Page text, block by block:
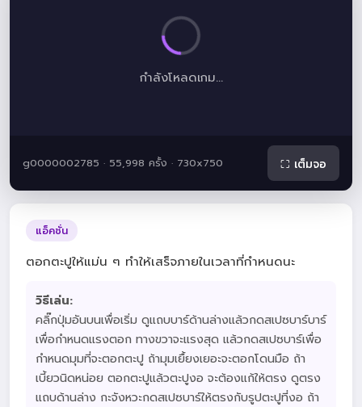
กำลังโหลดเกม...
g0000002785 · 55,998 ครั้ง · 730x750 ⛶ เต็มจอ
แอ็คชั่น
ตอกตะปูให้แม่น ๆ ทำให้เสร็จภายในเวลาที่กำหนดนะ
วิธีเล่น:
คลิ๊กปุ่มอันบนเพื่อเริ่ม ดูแถบบาร์ด้านล่างแล้วกดสเปซบาร์บาร์
เพื่อกำหนดแรงตอก ทางขวาจะแรงสุด แล้วกดสเปซบาร์เพื่อ
กำหนดมุมที่จะตอกตะปู ถ้ามุมเยื้ยงเยอะจะตอกโดนมือ ถ้า
เบี้ยวนิดหน่อย ตอกตะปูแล้วตะปูงอ จะต้องแก้ให้ตรง ดูตรง
แถบด้านล่าง กะจังหวะกดสเปซบาร์ให้ตรงกับรูปตะปูที่งอ ถ้า